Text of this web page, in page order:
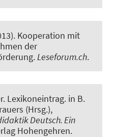
Kooperation mit
der
.Leseforum.ch.
Lexikoneintrag. in B.
(Hrsg.),
Deutsch. Ein
Hohengehren.